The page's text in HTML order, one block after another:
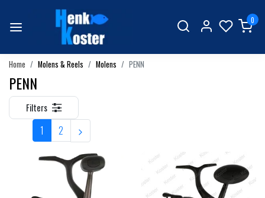
0
Home Molens & Reels Molens PENN
PENN
Filters
1 2